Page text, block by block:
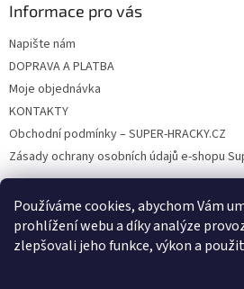
Používáme cookies, abychom Vám
prohlížení webu a díky analýze
zlepšovali jeho funkce, výkon a
Informace pro vás
Napište nám
DOPRAVA A PLATBA
Moje objednávka
KONTAKTY
Obchodní podmínky – SUPER-HRACKY.CZ
Zásady ochrany osobních údajů e-shopu
Instagram